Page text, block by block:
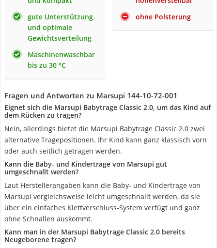
gute Unterstützung
und optimale
Gewichtsverteilung
Maschinenwaschbar
bis zu 30 °C
ohne Polsterung
Fragen und Antworten zu Marsupi 144-10-72-001
Eignet sich die Marsupi Babytrage Classic 2.0, um das Kind auf
dem Rücken zu tragen?
Nein, allerdings bietet die Marsupi Babytrage Classic 2.0 zwei
alternative Tragepositionen. Ihr Kind kann ganz klassisch vorn
oder auch seitlich getragen werden.
Kann die Baby- und Kindertrage von Marsupi gut
umgeschnallt werden?
Laut Herstellerangaben kann die Baby- und Kindertrage von
Marsupi vergleichsweise leicht umgeschnallt werden, da sie
über ein einfaches Klettverschluss-System verfügt und ganz
ohne Schnallen auskommt.
Kann man in der Marsupi Babytrage Classic 2.0 bereits
Neugeborene tragen?